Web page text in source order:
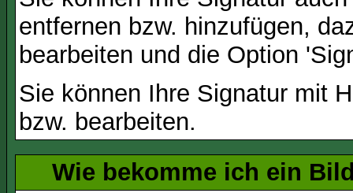
entfernen bzw. hinzufügen,
bearbeiten und die Option
Sie können Ihre Signatur mit
bzw. bearbeiten.
Wie bekomme ich ein